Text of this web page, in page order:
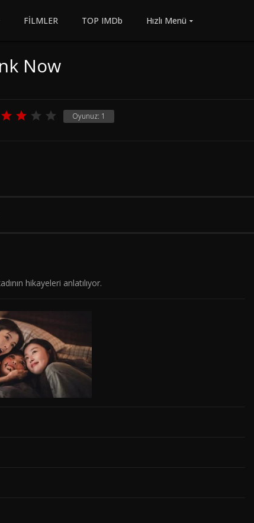
FİLMLER TOP IMDb Hızlı Menü
Now
Oyunuz: 1
hikayeleri anlatılıyor.